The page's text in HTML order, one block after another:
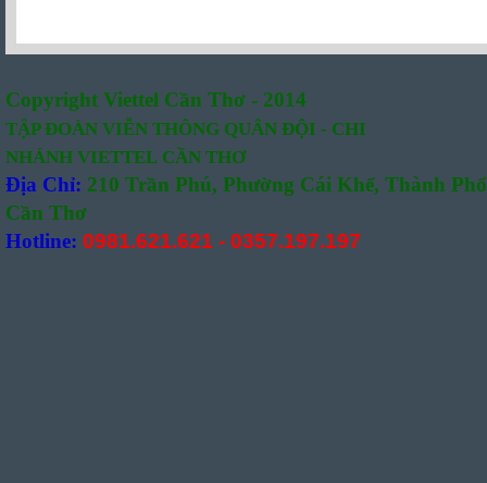
Copyright Viettel Cần Thơ - 2014
TẬP ĐOÀN VIỄN THÔNG QUÂN ĐỘI - CHI
NHÁNH VIETTEL CẦN THƠ
Địa Chỉ: 210 Trần Phú, Phường Cái Khế, Thành Phố
Cần Thơ
Hotline: 0981.621.621 - 0357.197.197